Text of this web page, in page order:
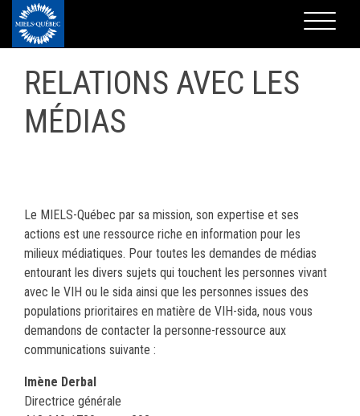
RELATIONS AVEC LES
MÉDIAS
Le MIELS-Québec par sa mission, son expertise et ses
actions est une ressource riche en information pour les
milieux médiatiques. Pour toutes les demandes de médias
entourant les divers sujets qui touchent les personnes vivant
avec le VIH ou le sida ainsi que les personnes issues des
populations prioritaires en matière de VIH-sida, nous vous
demandons de contacter la personne-ressource aux
communications suivante :
Imène Derbal
Directrice générale